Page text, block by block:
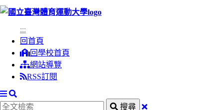
跳
塊
:::
回首頁
回學校首頁
網站導覽
RSS訂閱
搜
尋
全
搜尋
關